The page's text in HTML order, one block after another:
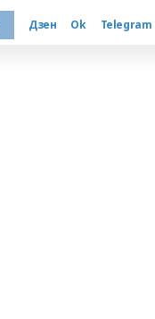
Дзен Ok Telegram